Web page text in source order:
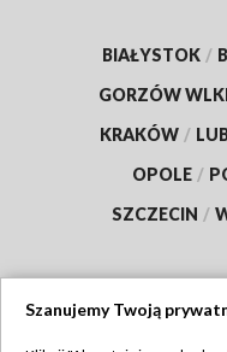
BIAŁYSTOK /
GORZÓW
KRAKÓW /
OPOLE /
SZCZECIN /
Szanujemy Twoją